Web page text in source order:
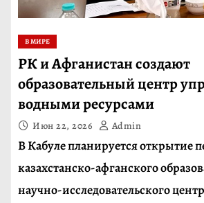
В МИРЕ
РК и Афганистан создают
образовательный центр
водными ресурсами
Июн 22, 2026 Admin
В Кабуле планируется открытие
казахстанско-афганского
научно-исследовательского